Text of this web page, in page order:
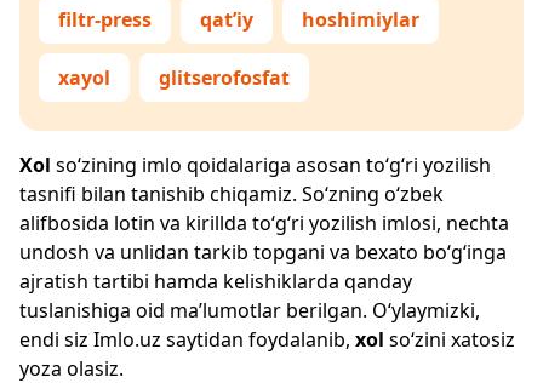
filtr-press qat’iy hoshimiylar
xayol glitserofosfat
Xol so‘zining imlo qoidalariga asosan to‘g‘ri yozilish
tasnifi bilan tanishib chiqamiz. So‘zning o‘zbek
alifbosida lotin va kirillda to‘g‘ri yozilish imlosi, nechta
undosh va unlidan tarkib topgani va bexato bo‘g‘inga
ajratish tartibi hamda kelishiklarda qanday
tuslanishiga oid ma’lumotlar berilgan. O‘ylaymizki,
endi siz Imlo.uz saytidan foydalanib, xol so‘zini xatosiz
yoza olasiz.